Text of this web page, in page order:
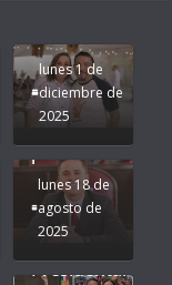
lunes 1 de
diciembre de
2025
de moda;
San
Andrés
Tuxtla
presente.
lunes 18 de
agosto de
2025
Presidenta!